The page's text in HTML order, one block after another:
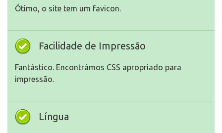
Ótimo, o site tem um favicon.
Facilidade de Impressão
Fantástico. Encontrámos CSS apropriado para
impressão.
Língua